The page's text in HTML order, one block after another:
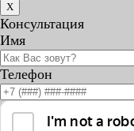
X
Консультация
Имя
Телефон